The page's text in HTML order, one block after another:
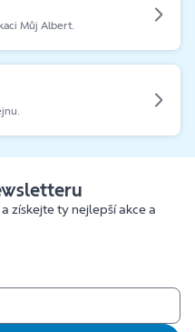
Můj Albert.
získejte ty nejlepší akce a